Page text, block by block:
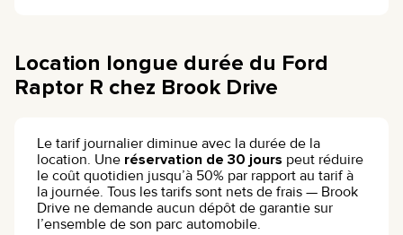
Location longue durée du Ford
Raptor R chez Brook Drive
Le tarif journalier diminue avec la durée de la
location. Une réservation de 30 jours peut réduire
le coût quotidien jusqu’à 50% par rapport au tarif à
la journée. Tous les tarifs sont nets de frais — Brook
Drive ne demande aucun dépôt de garantie sur
l’ensemble de son parc automobile.